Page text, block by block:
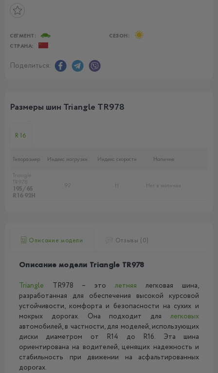
СЕГМЕНТ:
СЕЗОН:
СТРАНА:
Поделиться:
Размеры шин Triangle TR978
R16
Типоразмер Индекс нагрузки Индекс скорости Наличие
Triangle
TR978
195/65
R16 92H
92 H Нет в наличии
Описание модели Отзывы (0)
Описание модели Triangle TR978
Triangle TR978 – это летняя легковая шина,
разработанная для обеспечения высокой курсовой
устойчивости, комфорта и безопасности на сухих и
мокрых дорогах. Она подходит для легковых
автомобилей, в частности, для моделей, использующих
диски диаметром от R14 до R16. Эта шина
ориентирована на водителей, ценящих надежность и
стабильность при движении на асфальтированных
дорогах.